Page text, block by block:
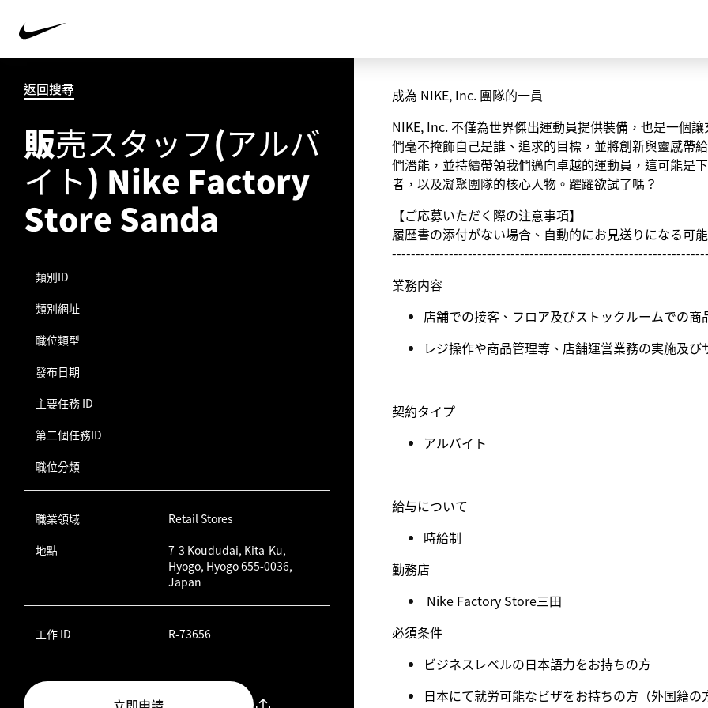
返回搜尋
販売スタッフ(アルバ
イト) Nike Factory
Store Sanda
類別ID
類別網址
職位類型
發布日期
主要任務 ID
第二個任務ID
職位分類
職業領域
Retail Stores
地點
7-3 Koududai, Kita-Ku,
Hyogo, Hyogo 655-0036,
Japan
工作 ID R-73656
成為 NIKE, Inc. 團隊的一員
NIKE, Inc. 不僅為世界傑出運動員提供裝備，也是一個
們毫不掩飾自己是誰、追求的目標，並將創新與靈感帶
們潛能，並持續帶領我們邁向卓越的運動員，這可能是
者，以及凝聚團隊的核心人物。躍躍欲試了嗎？
【ご応募いただく際の注意事項】
履歴書の添付がない場合、自動的にお見送りになる可
業務内容
店舗での接客、フロア及びストックルームでの商
レジ操作や商品管理等、店舗運営業務の実施及び
契約タイプ
アルバイト
給与について
時給制
勤務店
Nike Factory Store三田
必須条件
ビジネスレベルの日本語力をお持ちの方
日本にて就労可能なビザをお持ちの方（外国籍の